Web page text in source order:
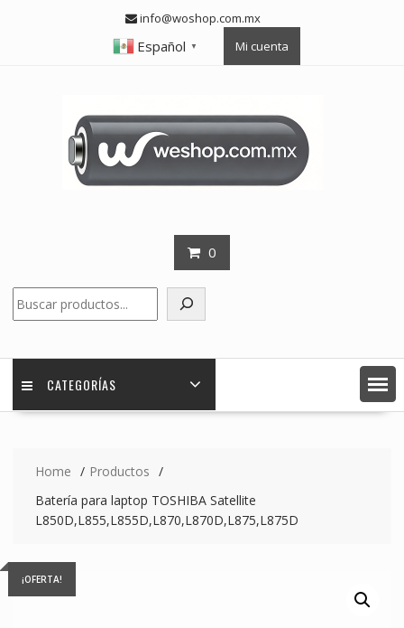
info@woshop.com.mx
Español ▼ Mi cuenta
0
CATEGORÍAS
Home
Productos
Batería para laptop TOSHIBA Satellite
L850D,L855,L855D,L870,L870D,L875,L875D
¡OFERTA!